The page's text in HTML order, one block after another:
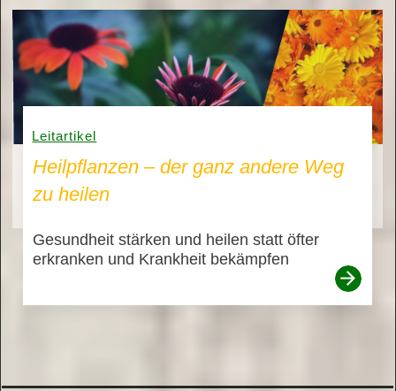
Leitartikel
Heilpflanzen – der ganz andere Weg
zu heilen
Gesundheit stärken und heilen statt öfter
erkranken und Krankheit bekämpfen